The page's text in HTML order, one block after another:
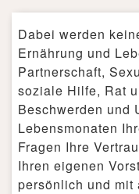
Dabei werden
Ernährung und
Partnerschaft,
soziale Hilfe, Rat
Beschwerden und
Lebensmonaten
Fragen Ihre
Ihren eigenen
persönlich und